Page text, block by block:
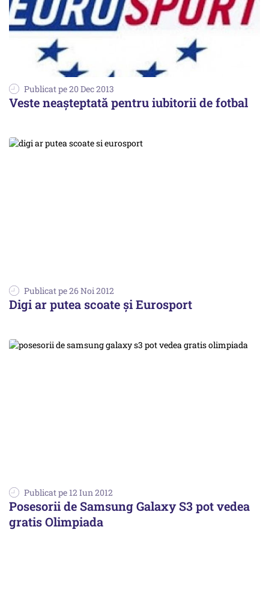
Publicat pe 20 Dec 2013
Veste neașteptată pentru iubitorii de fotbal
Publicat pe 26 Noi 2012
Digi ar putea scoate și Eurosport
Publicat pe 12 Iun 2012
Posesorii de Samsung Galaxy S3 pot vedea
gratis Olimpiada